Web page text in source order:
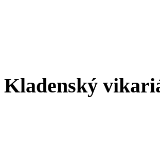
Kladenský